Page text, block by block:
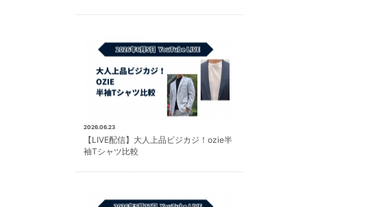
2026.06.23
【LIVE配信】大人上品ビジカジ！ozie半
袖Tシャツ比較